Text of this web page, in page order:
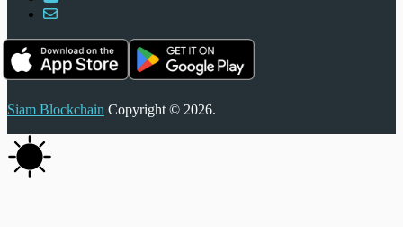
Siam Blockchain Copyright © 2026.